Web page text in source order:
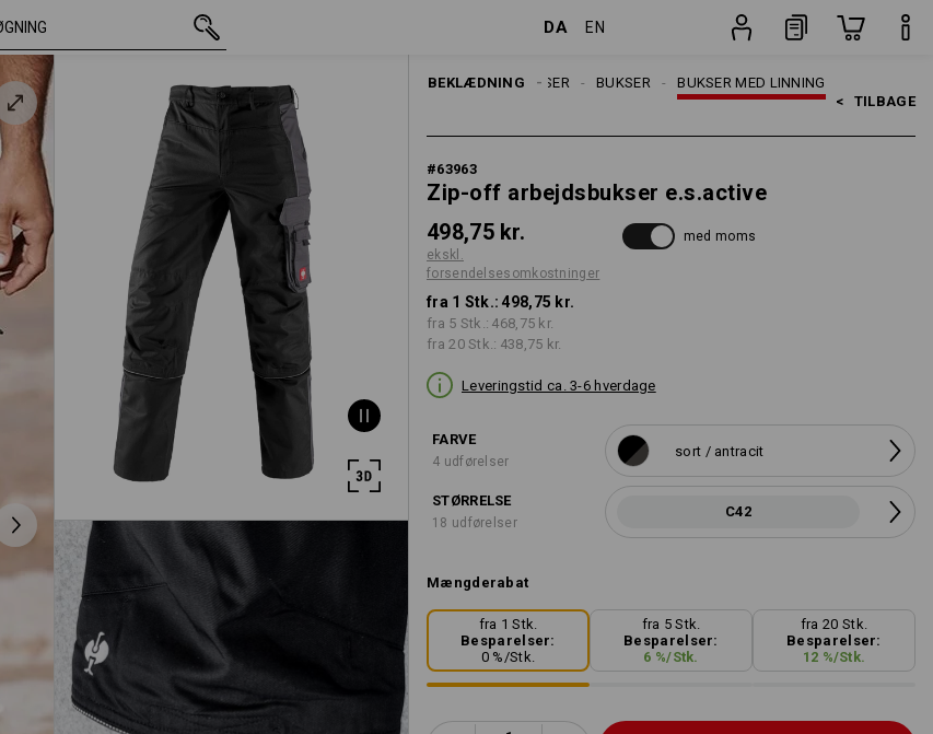
DA EN
BEKLÆDNING BUKSER MED LINNING
BUKSER
ARBEJDSBUKSER
< TILBAGE
#63963
Zip-off arbejdsbukser e.s.active
498,75 kr.
ekskl.
forsendelsesomkostninger
med moms
fra 1 Stk.: 498,75 kr.
fra 5 Stk.: 468,75 kr.
fra 20 Stk.: 438,75 kr.
Leveringstid ca. 3-6 hverdage
FARVE
4 udførelser
sort / antracit
STØRRELSE
18 udførelser
C42
Mængderabat
fra 1 Stk.
Besparelser:
0 %/Stk.
fra 5 Stk.
Besparelser:
6 %/Stk.
fra 20 Stk.
Besparelser:
12 %/Stk.
C42 498,75 kr.